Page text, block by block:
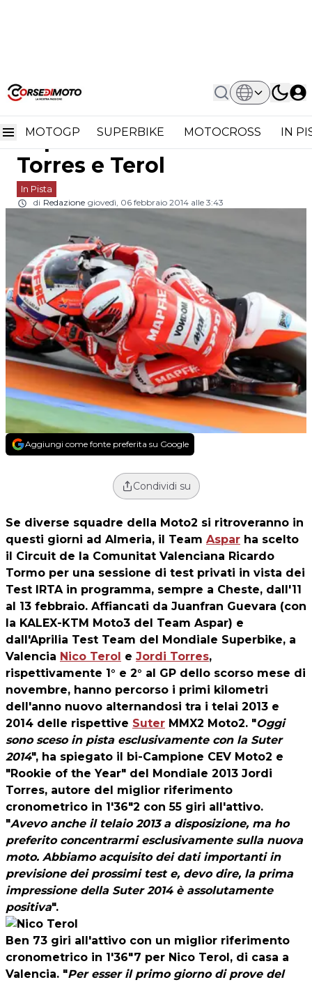
MOTOGP SUPERBIKE MOTOCROSS IN
Home In Pista
Moto2: Test Per Il Team Aspar A
Moto2: Test per il Team
Aspar a Valencia con
Torres e Terol
In Pista
di Redazione giovedì, 06 febbraio 2014 alle 3:43
Aggiungi come fonte preferita su Google
Condividi su
Se diverse squadre della Moto2 si ritroveranno in
questi giorni ad Almeria, il Team Aspar ha scelto
il Circuit de la Comunitat Valenciana Ricardo
Tormo per una sessione di test privati in vista dei
Test IRTA in programma, sempre a Cheste, dall'11
al 13 febbraio. Affiancati da Juanfran Guevara (con
la KALEX-KTM Moto3 del Team Aspar) e
dall'Aprilia Test Team del Mondiale Superbike, a
Valencia Nico Terol e Jordi Torres,
rispettivamente 1° e 2° al GP dello scorso mese di
novembre, hanno percorso i primi kilometri
dell'anno nuovo alternandosi tra i telai 2013 e
2014 delle rispettive Suter MMX2 Moto2. "Oggi
sono sceso in pista esclusivamente con la Suter
2014", ha spiegato il bi-Campione CEV Moto2 e
"Rookie of the Year" del Mondiale 2013 Jordi
Torres, autore del miglior riferimento
cronometrico in 1'36"2 con 55 giri all'attivo.
"Avevo anche il telaio 2013 a disposizione, ma ho
preferito concentrarmi esclusivamente sulla nuova
moto. Abbiamo acquisito dei dati importanti in
previsione dei prossimi test e, devo dire, la prima
impressione della Suter 2014 è assolutamente
positiva".
Ben 73 giri all'attivo con un miglior riferimento
cronometrico in 1'36"7 per Nico Terol , di casa a
Valencia. "Per esser il primo giorno di prove del